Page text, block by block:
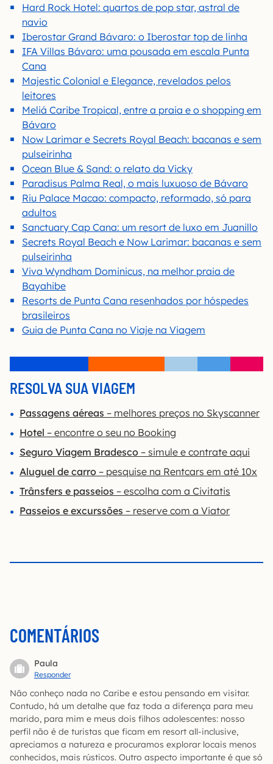
Hard Rock Hotel: quartos de pop star, astral de
navio
Iberostar Grand Bávaro: o Iberostar top de linha
IFA Villas Bávaro: uma pousada em escala Punta
Cana
Majestic Colonial e Elegance, revelados pelos
leitores
Meliá Caribe Tropical, entre a praia e o shopping em
Bávaro
Now Larimar e Secrets Royal Beach: bacanas e sem
pulseirinha
Ocean Blue & Sand: o relato da Vicky
Paradisus Palma Real, o mais luxuoso de Bávaro
Riu Palace Macao: compacto, reformado, só para
adultos
Sanctuary Cap Cana: um resort de luxo em Juanillo
Secrets Royal Beach e Now Larimar: bacanas e sem
pulseirinha
Viva Wyndham Dominicus, na melhor praia de
Bayahibe
Resorts de Punta Cana resenhados por hóspedes
brasileiros
Guia de Punta Cana no Viaje na Viagem
RESOLVA SUA VIAGEM
Passagens aéreas – melhores preços no Skyscanner
Hotel – encontre o seu no Booking
Seguro Viagem Bradesco – simule e contrate aqui
Aluguel de carro – pesquise na Rentcars em até 10x
Trânsfers e passeios – escolha com a Civitatis
Passeios e excurssões – reserve com a Viator
COMENTÁRIOS
Paula
Responder
Não conheço nada no Caribe e estou pensando em visitar.
Contudo, há um detalhe que faz toda a diferença para meu
marido, para mim e meus dois filhos adolescentes: nosso
perfil não é de turistas que ficam em resort all-inclusive,
apreciamos a natureza e procuramos explorar locais menos
conhecidos, mais rústicos. Outro aspecto importante é que só